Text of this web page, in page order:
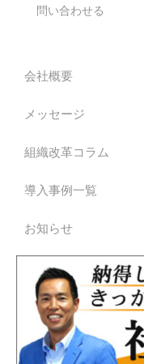
問い合わせる
会社概要
メッセージ
組織改革コラム
導入事例一覧
お知らせ